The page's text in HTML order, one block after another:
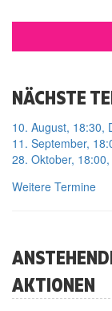
NÄCHSTE
11. September,
28. Oktober,
Weitere Termine
AKTIONEN